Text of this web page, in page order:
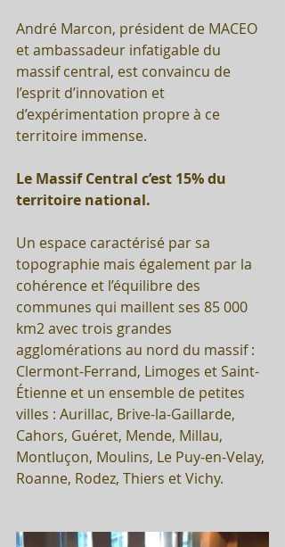
André Marcon, président de MACEO
et ambassadeur infatigable du
massif central, est convaincu de
l’esprit d’innovation et
d’expérimentation propre à ce
territoire immense.
Le Massif Central c’est 15% du
territoire national.
Un espace caractérisé par sa
topographie mais également par la
cohérence et l’équilibre des
communes qui maillent ses 85 000
km2 avec trois grandes
agglomérations au nord du massif :
Clermont-Ferrand, Limoges et Saint-
Étienne et un ensemble de petites
villes : Aurillac, Brive-la-Gaillarde,
Cahors, Guéret, Mende, Millau,
Montluçon, Moulins, Le Puy-en-Velay,
Roanne, Rodez, Thiers et Vichy.